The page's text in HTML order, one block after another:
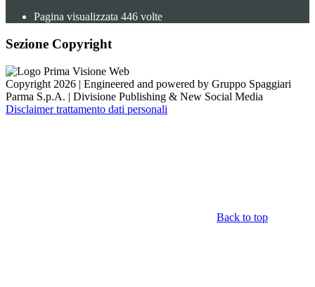
Pagina visualizzata 446 volte
Sezione Copyright
Copyright 2026 | Engineered and powered by Gruppo Spaggiari
Parma S.p.A. | Divisione Publishing & New Social Media
Disclaimer trattamento dati personali
Back to top